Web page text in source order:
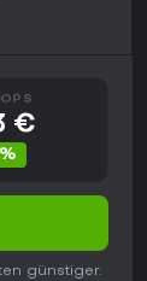
€
günstiger.